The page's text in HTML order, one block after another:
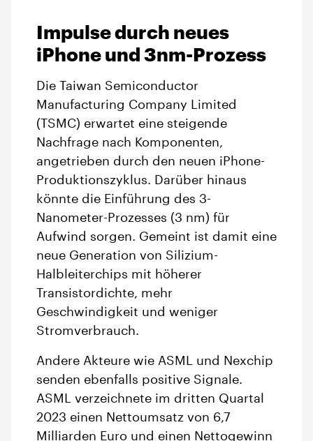
Impulse durch neues
iPhone und 3nm-Prozess
Die Taiwan Semiconductor
Manufacturing Company Limited
(TSMC) erwartet eine steigende
Nachfrage nach Komponenten,
angetrieben durch den neuen iPhone-
Produktionszyklus. Darüber hinaus
könnte die Einführung des 3-
Nanometer-Prozesses (3 nm) für
Aufwind sorgen. Gemeint ist damit eine
neue Generation von Silizium-
Halbleiterchips mit höherer
Transistordichte, mehr
Geschwindigkeit und weniger
Stromverbrauch.
Andere Akteure wie ASML und Nexchip
senden ebenfalls positive Signale.
ASML verzeichnete im dritten Quartal
2023 einen Nettoumsatz von 6,7
Milliarden Euro und einen Nettogewinn